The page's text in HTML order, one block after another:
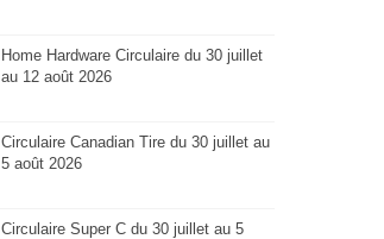
Home Hardware Circulaire du 30 juillet
au 12 août 2026
Circulaire Canadian Tire du 30 juillet au
5 août 2026
Circulaire Super C du 30 juillet au 5